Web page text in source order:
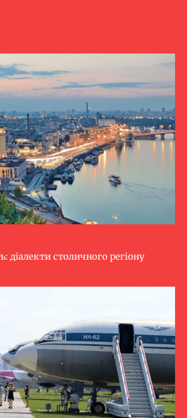
діалекти столичного регіону